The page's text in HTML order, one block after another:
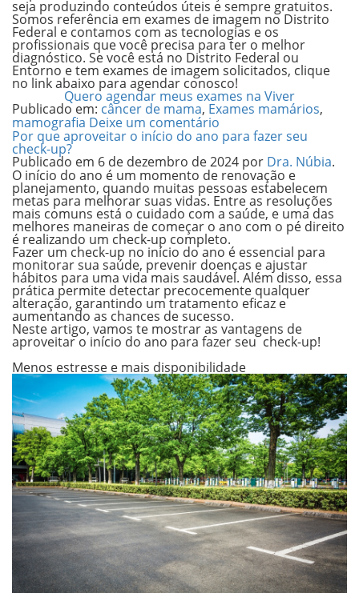
seja produzindo conteúdos úteis e sempre gratuitos.
Somos referência em exames de imagem no Distrito
Federal e contamos com as tecnologias e os
profissionais que você precisa para ter o melhor
diagnóstico. Se você está no Distrito Federal ou
Entorno e tem exames de imagem solicitados, clique
no link abaixo para agendar conosco!
Quero agendar meus exames na Viver
Publicado em: câncer de mama, Exames mamários,
mamografia Deixe um comentário
Por que aproveitar o início do ano para fazer seu
check-up?
Publicado em 6 de dezembro de 2024 por Dra. Núbia.
O início do ano é um momento de renovação e
planejamento, quando muitas pessoas estabelecem
metas para melhorar suas vidas. Entre as resoluções
mais comuns está o cuidado com a saúde, e uma das
melhores maneiras de começar o ano com o pé direito
é realizando um check-up completo.
Fazer um check-up no início do ano é essencial para
monitorar sua saúde, prevenir doenças e ajustar
hábitos para uma vida mais saudável. Além disso, essa
prática permite detectar precocemente qualquer
alteração, garantindo um tratamento eficaz e
aumentando as chances de sucesso.
Neste artigo, vamos te mostrar as vantagens de
aproveitar o início do ano para fazer seu check-up!
Menos estresse e mais disponibilidade